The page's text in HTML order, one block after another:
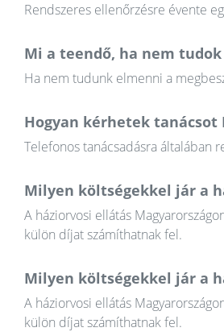
Rendszeres ellenőrzésre évente
Mi a teendő, ha nem
Ha nem tudunk elmenni a
Hogyan kérhetek
Telefonos tanácsadásra általában
Milyen költségekkel jár a
A háziorvosi ellátás
külön díjat számíthatnak fel.
Milyen költségekkel jár a
A háziorvosi ellátás
külön díjat számíthatnak fel.